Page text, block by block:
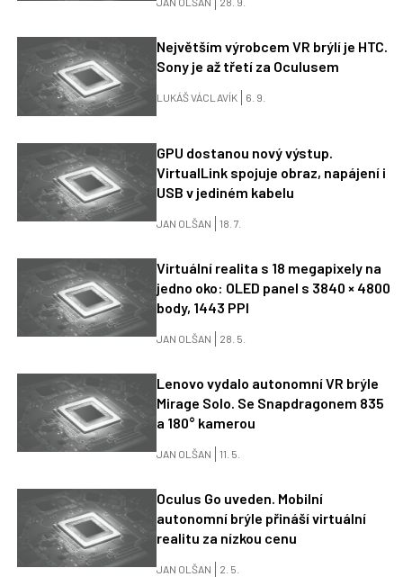
Největším výrobcem VR brýlí je HTC.
Sony je až třetí za Oculusem
LUKÁŠ VÁCLAVÍK 6. 9.
GPU dostanou nový výstup.
VirtualLink spojuje obraz, napájení i
USB v jediném kabelu
JAN OLŠAN 18. 7.
Virtuální realita s 18 megapixely na
jedno oko: OLED panel s 3840 × 4800
body, 1443 PPI
JAN OLŠAN 28. 5.
Lenovo vydalo autonomní VR brýle
Mirage Solo. Se Snapdragonem 835
a 180° kamerou
JAN OLŠAN 11. 5.
Oculus Go uveden. Mobilní
autonomní brýle přináší virtuální
realitu za nízkou cenu
JAN OLŠAN 2. 5.